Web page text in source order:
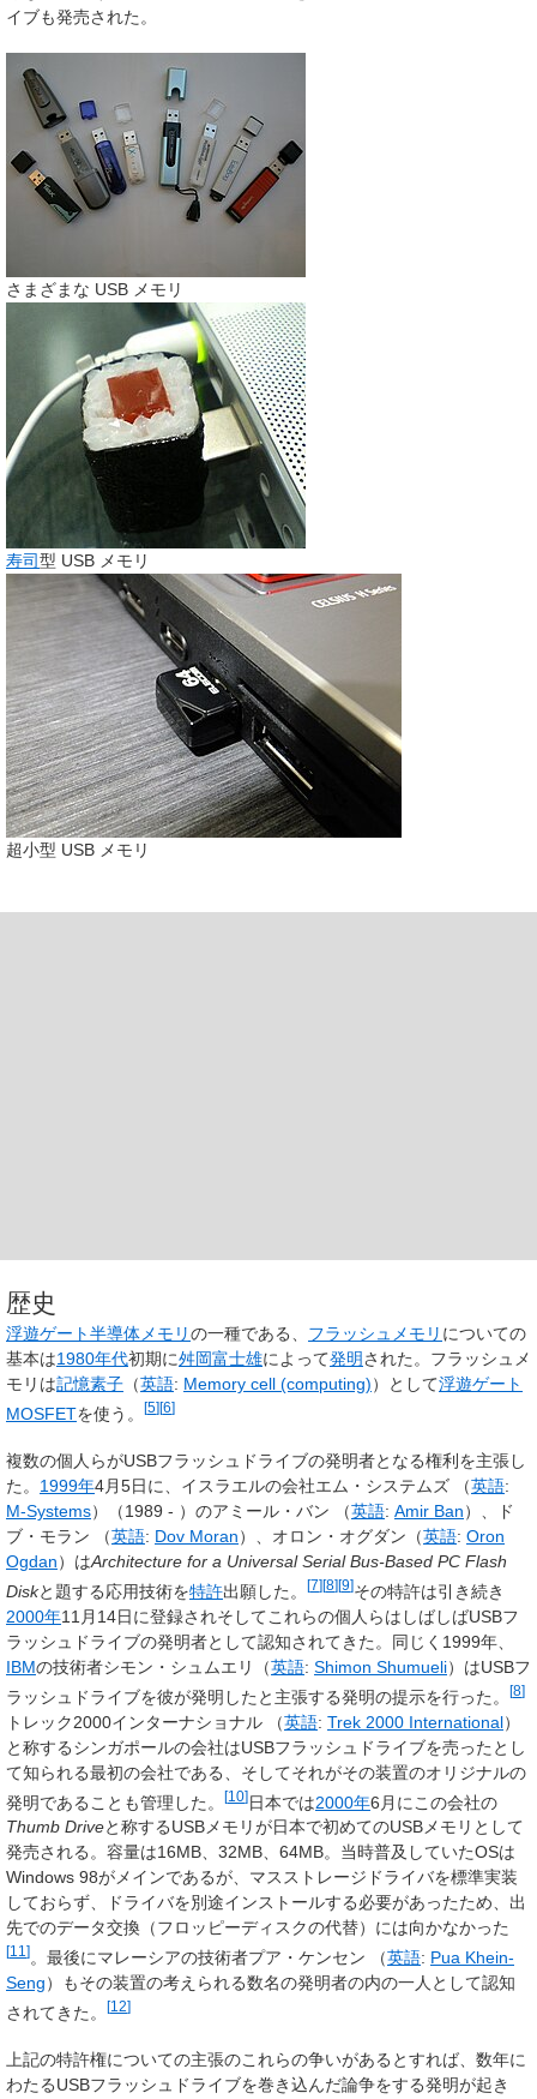
イブも発売された。
さまざまな USB メモリ
寿司型 USB メモリ
超小型 USB メモリ
歴史
浮遊ゲート半導体メモリの一種である、 フラッシュメモリ についての
基本は1980年代初期に舛岡富士雄によって発明された。フラッシュメ
モリは記憶素子 （英語: Memory cell (computing)） として浮遊ゲート
MOSFETを使う。 [5][6]
複数の個人らがUSBフラッシュドライブの発明者となる権利を主張し
た。 1999年4月5日に、イスラエルの会社エム・システムズ （英語:
M-Systems） （1989 - ）のアミール・バン （英語: Amir Ban） 、
ド
ブ・モラン （英語: Dov Moran） 、 オロン・オグダン（英語: Oron
Ogdan） はArchitecture for a Universal Serial Bus-Based PC Flash
Diskと題する応用技術を特許出願した。 [7][8][9]その特許は引き続き
2000年11月14日に登録されそしてこれらの個人らはしばしばUSBフ
ラッシュドライブの発明者として認知されてきた。同じく1999年、
IBMの技術者シモン・シュムエリ（英語: Shimon Shumueli） はUSBフ
ラッシュドライブを彼が発明したと主張する発明の提示を行った。
[8]
トレック2000インターナショナル （英語: Trek 2000 International）
と称するシンガポールの会社はUSBフラッシュドライブを売ったとし
て知られる最初の会社である、そしてそれがその装置のオリジナルの
発明であることも管理した。
[10]日本では2000年6月にこの会社の
Thumb Driveと称するUSBメモリが日本で初めてのUSBメモリとして
発売される。容量は16MB、32MB、64MB。当時普及していたOSは
Windows 98がメインであるが、マスストレージドライバを標準実装
しておらず、ドライバを別途インストールする必要があったため、出
先でのデータ交換（フロッピーディスクの代替）には向かなかった
[11 ] 。最後にマレーシアの技術者プア・ケンセン （英語: Pua Khein-
Seng）
もその装置の考えられる数名の発明者の内の一人として認知
されてきた。
[12]
上記の特許権についての主張のこれらの争いがあるとすれば、数年に
わたるUSBフラッシュドライブを巻き込んだ論争をする発明が起き